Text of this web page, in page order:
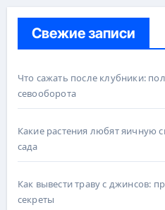
Свежие записи
Что сажать после клубники:
севооборота
Какие растения любят яичную
сада
Как вывести траву с джинсов:
секреты